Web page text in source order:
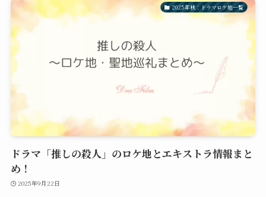
2025年秋：ドラマロケ地一覧
ドラマ「推しの殺人」のロケ地とエキストラ情報まと
め！
2025年9月22日